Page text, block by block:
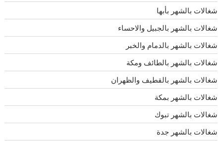
شغالات بالشهر بأبها
شغالات بالشهر بالجبيل والاحساء
شغالات بالشهر بالدمام والخبر
شغالات بالشهر بالطائف ومكة
شغالات بالشهر بالقطيف والظهران
شغالات بالشهر بمكة
شغالات بالشهر تبوك
شغالات بالشهر جدة